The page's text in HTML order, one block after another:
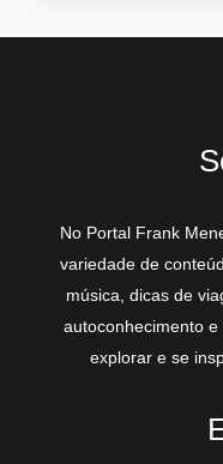
No Portal Frank
variedade de
música, dicas de
autoconhecimento
explorar e se